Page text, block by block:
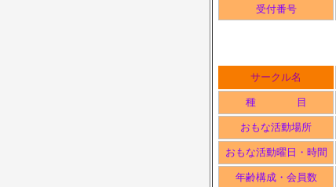
受付番号
サークル名
種 目
おもな活動場所
おもな活動曜日・時間
年齢構成・会員数